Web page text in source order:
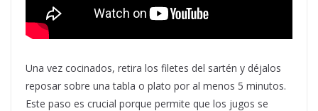
Una vez cocinados, retira los filetes del sartén y déjalos
reposar sobre una tabla o plato por al menos 5 minutos.
Este paso es crucial porque permite que los jugos se